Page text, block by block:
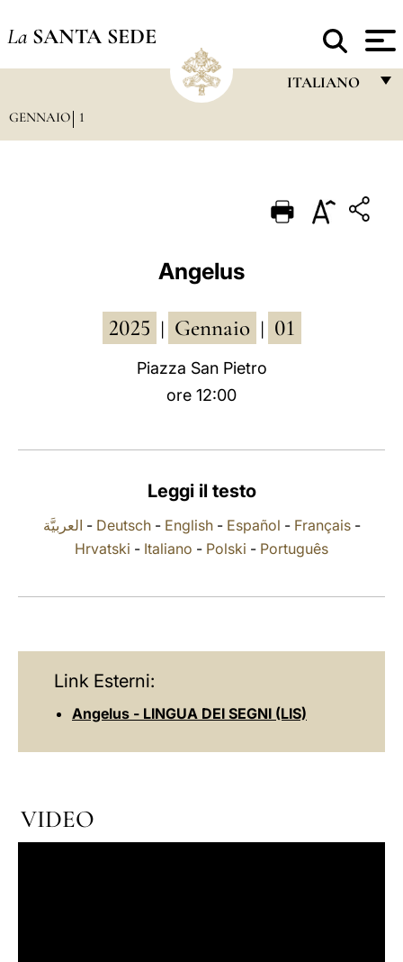
La SANTA SEDE
ITALIANO
PORTUGUÊS
POLSKI
GENNAIO 1
Angelus
2025 Gennaio 01
Piazza San Pietro
ore 12:00
Leggi il testo
العربيَّة - Deutsch- English- Español - Français-
Hrvatski - Italiano - Polski - Português
Link Esterni:
Angelus - LINGUA DEI SEGNI (LIS)
VIDEO